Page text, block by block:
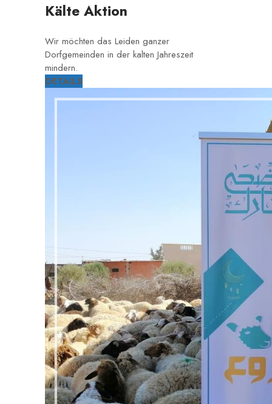
Kälte Aktion
Wir möchten das Leiden ganzer
Dorfgemeinden in der kalten Jahreszeit
mindern.
DETAILS